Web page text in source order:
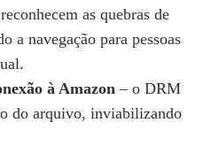
as quebras de
a navegação para pessoas
à Amazon – o DRM
do arquivo, inviabilizando